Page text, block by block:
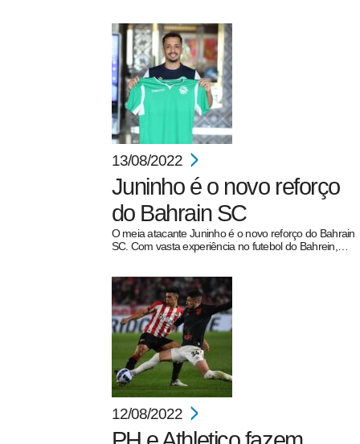
13/08/2022
Juninho é o novo reforço
do Bahrain SC
O meia atacante Juninho é o novo reforço do Bahrain
SC. Com vasta experiência no futebol do Bahrein,…
12/08/2022